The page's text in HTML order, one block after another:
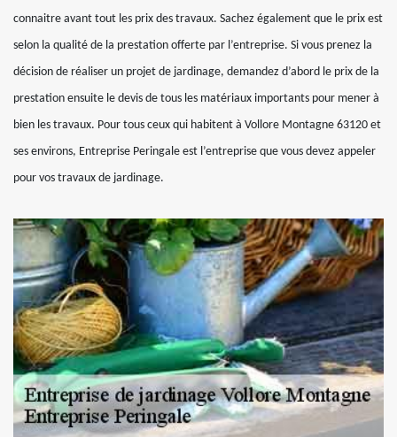
connaitre avant tout les prix des travaux. Sachez également que le prix est
selon la qualité de la prestation offerte par l’entreprise. Si vous prenez la
décision de réaliser un projet de jardinage, demandez d’abord le prix de la
prestation ensuite le devis de tous les matériaux importants pour mener à
bien les travaux. Pour tous ceux qui habitent à Vollore Montagne 63120 et
ses environs, Entreprise Peringale est l’entreprise que vous devez appeler
pour vos travaux de jardinage.